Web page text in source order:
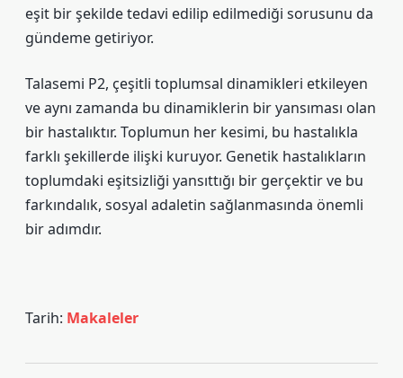
eşit bir şekilde tedavi edilip edilmediği sorusunu da
gündeme getiriyor.
Talasemi P2, çeşitli toplumsal dinamikleri etkileyen
ve aynı zamanda bu dinamiklerin bir yansıması olan
bir hastalıktır. Toplumun her kesimi, bu hastalıkla
farklı şekillerde ilişki kuruyor. Genetik hastalıkların
toplumdaki eşitsizliği yansıttığı bir gerçektir ve bu
farkındalık, sosyal adaletin sağlanmasında önemli
bir adımdır.
Tarih: Makaleler